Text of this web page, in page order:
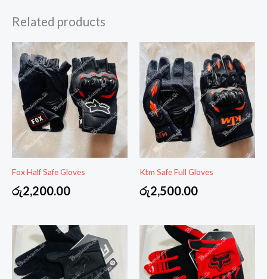
Related products
Fox Half Safe Gloves
රු2,200.00
Ktm Safe Full Gloves
රු2,500.00